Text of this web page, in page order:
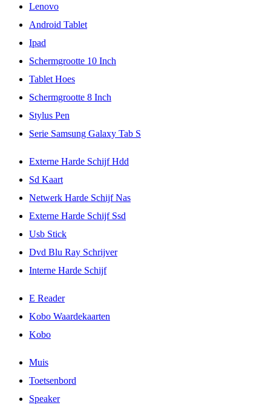
Lenovo
Android Tablet
Ipad
Schermgrootte 10 Inch
Tablet Hoes
Schermgrootte 8 Inch
Stylus Pen
Serie Samsung Galaxy Tab S
Externe Harde Schijf Hdd
Sd Kaart
Netwerk Harde Schijf Nas
Externe Harde Schijf Ssd
Usb Stick
Dvd Blu Ray Schrijver
Interne Harde Schijf
E Reader
Kobo Waardekaarten
Kobo
Muis
Toetsenbord
Speaker